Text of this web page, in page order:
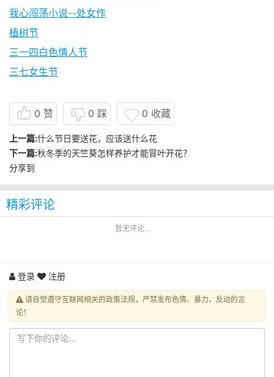
我心闯荡小说--处女作
植树节
三一四白色情人节
三七女生节
0 赞 0 踩 0 收藏
上一篇:什么节日要送花，应该送什么花
下一篇:秋冬季的天竺葵怎样养护才能冒叶开花？
分享到
精彩评论
暂无评论...
登录 注册
请自觉遵守互联网相关的政策法规，严禁发布色情、暴力、反动的言
论！